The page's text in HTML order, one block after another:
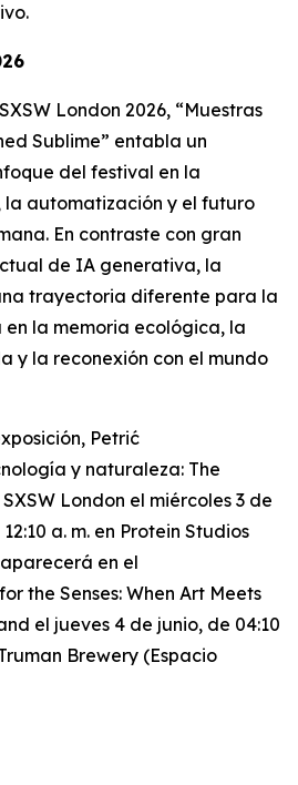
London 2026, “Muestras
Sublime” entabla un
del festival en la
automatización y el futuro
En contraste con gran
de IA generativa, la
trayectoria diferente para la
la memoria ecológica, la
y la reconexión con el mundo
Petrić
y naturaleza: The
SXSW London el miércoles 3 de
a. m. en Protein Studios
en el
the Senses: When Art Meets
el jueves 4 de junio, de 04:10
Brewery (Espacio